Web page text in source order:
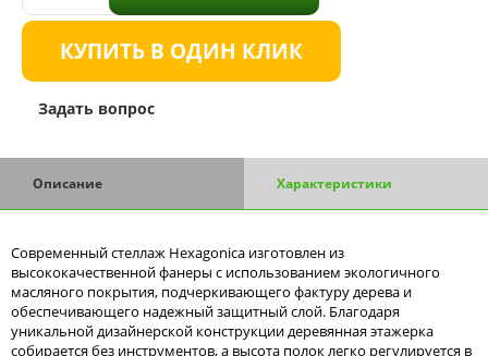
КУПИТЬ В ОДИН КЛИК
Задать вопрос
Описание Характеристики
Современный стеллаж Hexagonica изготовлен из
высококачественной фанеры с использованием экологичного
масляного покрытия, подчеркивающего фактуру дерева и
обеспечивающего надежный защитный слой. Благодаря
уникальной дизайнерской конструкции деревянная этажерка
собирается без инструментов, а высота полок легко регулируется в